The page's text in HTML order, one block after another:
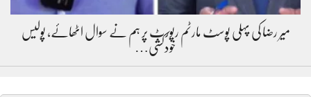
میر رضا کی پہلی پوسٹ مارٹم رپورٹ پر ہم نے سوال اٹھائے، پولیس
خودکشی…